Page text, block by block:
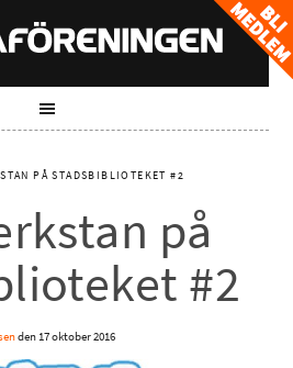
PÅ STADSBIBLIOTEKET #2
på
#2
den17 oktober 2016